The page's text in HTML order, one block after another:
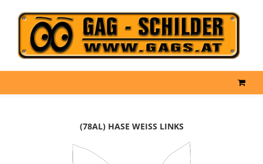
(78AL) HASE WEISS LINKS